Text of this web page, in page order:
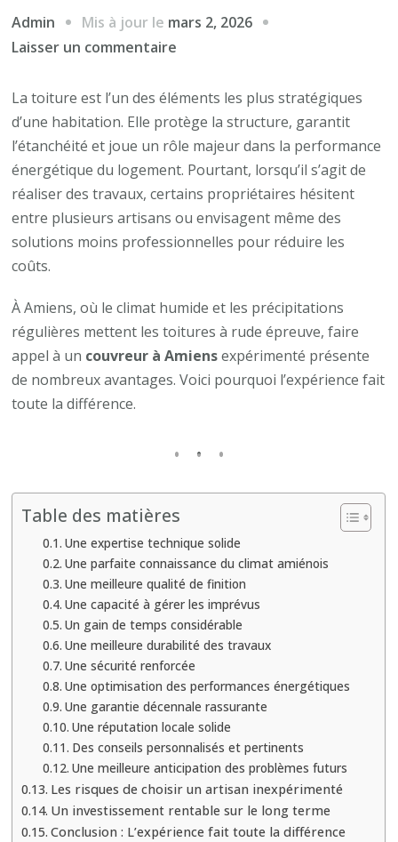
Admin Mis à jour le mars 2, 2026
Laisser un commentaire
sont
les
avantages
de
faire
appel
à
à
Amiens
expérimenté
?
La toiture est l’un des éléments les plus stratégiques
d’une habitation. Elle protège la structure, garantit
l’étanchéité et joue un rôle majeur dans la performance
énergétique du logement. Pourtant, lorsqu’il s’agit de
réaliser des travaux, certains propriétaires hésitent
entre plusieurs artisans ou envisagent même des
solutions moins professionnelles pour réduire les
coûts.
À Amiens, où le climat humide et les précipitations
régulières mettent les toitures à rude épreuve, faire
appel à un couvreur à Amiensexpérimenté présente
de nombreux avantages. Voici pourquoi l’expérience fait
toute la différence.
Table des matières
Une expertise technique solide
Une parfaite connaissance du climat amiénois
Une meilleure qualité de finition
Une capacité à gérer les imprévus
Un gain de temps considérable
Une meilleure durabilité des travaux
Une sécurité renforcée
Une optimisation des performances énergétiques
Une garantie décennale rassurante
Une réputation locale solide
Des conseils personnalisés et pertinents
Une meilleure anticipation des problèmes futurs
Les risques de choisir un artisan inexpérimenté
Un investissement rentable sur le long terme
Conclusion : L’expérience fait toute la différence